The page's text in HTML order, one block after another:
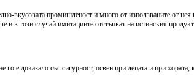
вкусовата промишленост и много от използваните от нея
и в този случай имитациите отстъпват на истинския продукт.
е доказало със сигурност, освен при децата и при хората,